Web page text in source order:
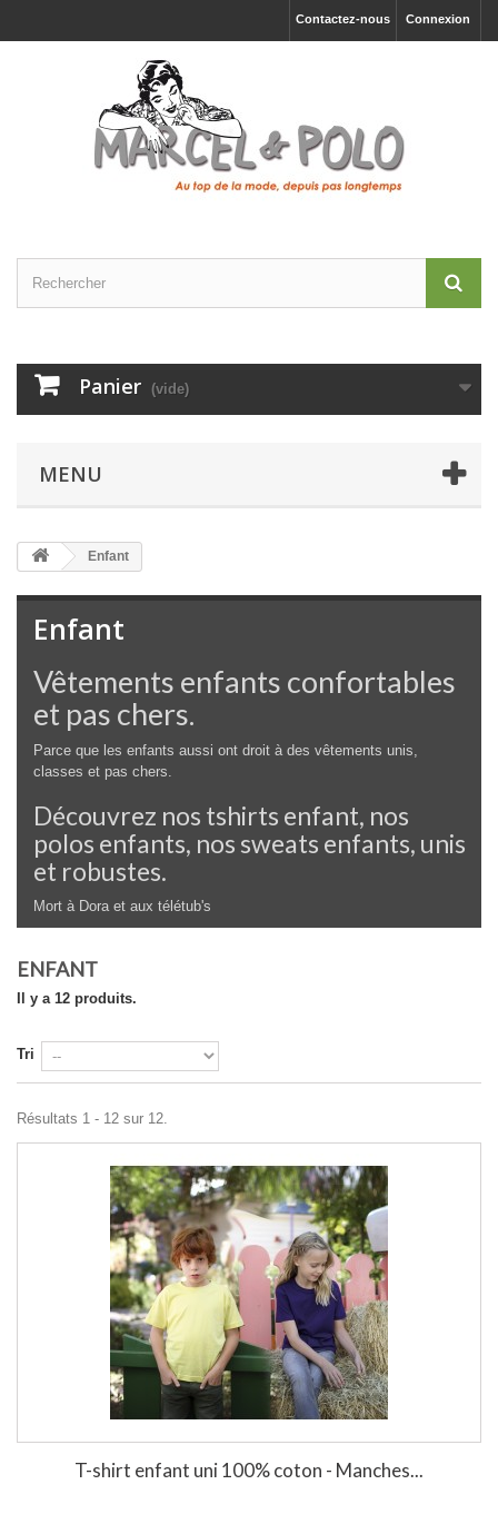
Connexion
Contactez-nous
Panier (vide)
MENU
Enfant
Enfant
Vêtements enfants confortables
et pas chers.
Parce que les enfants aussi ont droit à des vêtements unis,
classes et pas chers.
Découvrez nos tshirts enfant, nos
polos enfants, nos sweats enfants, unis
et robustes.
Mort à Dora et aux télétub's
ENFANT
Il y a 12 produits.
Tri
Résultats 1 - 12 sur 12.
T-shirt enfant uni 100% coton - Manches...